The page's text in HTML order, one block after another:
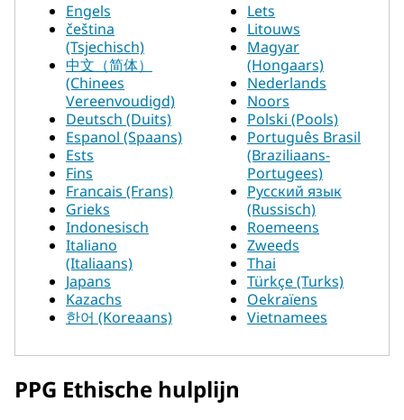
Engels
čeština
(Tsjechisch)
中文（简体）
(Chinees
Vereenvoudigd)
Deutsch (Duits)
Espanol (Spaans)
Ests
Fins
Francais (Frans)
Grieks
Indonesisch
Italiano
(Italiaans)
Japans
Kazachs
한어 (Koreaans)
Lets
Litouws
Magyar
(Hongaars)
Nederlands
Noors
Polski (Pools)
Português Brasil
(Braziliaans-
Portugees)
Русский язык
(Russisch)
Roemeens
Zweeds
Thai
Türkçe (Turks)
Oekraïens
Vietnamees
PPG Ethische hulplijn